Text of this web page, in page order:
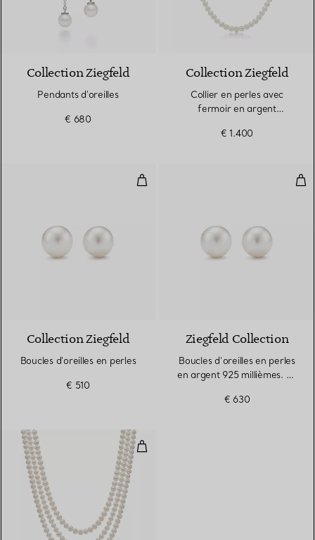
Collection Ziegfeld
Pendants d'oreilles
€ 680
Collection Ziegfeld
Collier en perles avec
fermoir en argent
€ 1.400
Boucles d'oreilles en perles
Collection Ziegfeld
Boucles d'oreilles en perles
€ 510
Ziegfeld Collection
Boucles d’oreilles en perles
en argent 925 millièmes. 8-
€ 630
Collier Wrap en perles avec